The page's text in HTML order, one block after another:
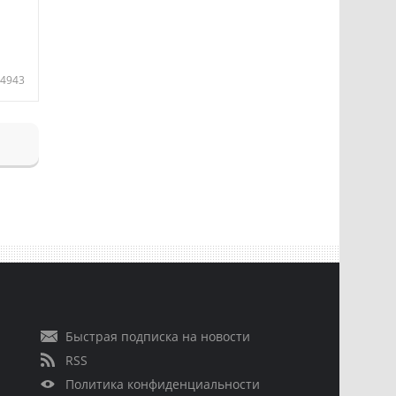
4943
Быстрая подписка на новости
RSS
Политика конфиденциальности